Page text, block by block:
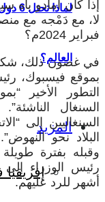
العالم؟
المزيد
إذا كان أمادو باه
لا، مع دَمْجه مع
فبراير 2024م؟
في غضون ذلك، شكر
بموقع فيسبوك،
التطور الأخير
السنغال
السنغاليين إلى
البلاد نحو
وقبله بفترة
رئيس الوزراء
أشهر للرد عليهم.